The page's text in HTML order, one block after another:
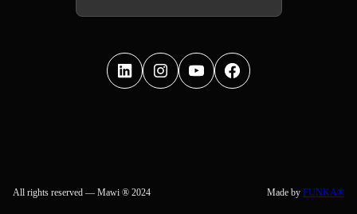
All rights reserved — Mawi ® 2024 Made by FUNKA®